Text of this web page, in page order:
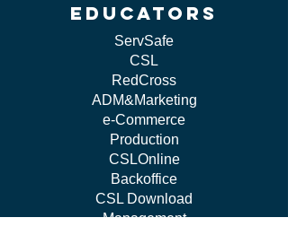
educators
ServSafe
CSL
RedCross
ADM&Marketing
e-Commerce
Production
CSLOnline
Backoffice
CSL Download
Management